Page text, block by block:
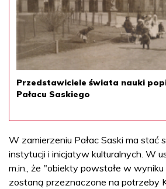
Przedstawiciele świata nauki
Pałacu Saskiego
W zamierzeniu Pałac Saski ma stać
instytucji i inicjatyw kulturalnych. W
m.in., że "obiekty powstałe w
zostaną przeznaczone na potrzeby